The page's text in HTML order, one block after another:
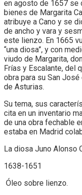
en agosto de 1657 se
bienes de Margarita
atribuye a Cano y se
de ancho y vara y
este lienzo. En 1665
“una diosa”, y con
viudo de Margarita,
Frías y Escalante, del
obra para su San
de Asturias.
Su tema, sus
cita en un inventario
de una obra fechable
estaba en Madrid
La diosa Juno Alonso
1638-1651
Óleo sobre lienzo.